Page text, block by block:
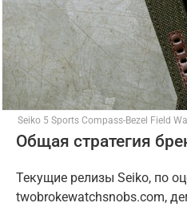
Seiko 5 Sports Compass-Bezel Field
Общая стратегия
Текущие релизы Seiko, по
twobrokewatchsnobs.com,